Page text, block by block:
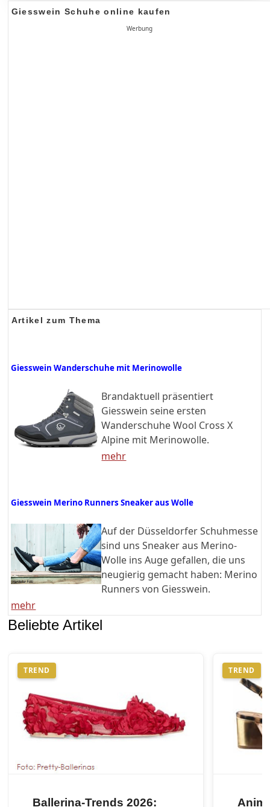
Giesswein Schuhe online kaufen
Werbung
Artikel zum Thema
Giesswein Wanderschuhe mit Merinowolle
Brandaktuell präsentiert
Giesswein seine ersten
Wanderschuhe Wool Cross X
Alpine mit Merinowolle.
mehr
Giesswein Merino Runners Sneaker aus Wolle
Auf der Düsseldorfer Schuhmesse
sind uns Sneaker aus Merino-
Wolle ins Auge gefallen, die uns
neugierig gemacht haben: Merino
Runners von Giesswein.
mehr
Beliebte Artikel
TREND
Ballerina-Trends 2026:
TREND